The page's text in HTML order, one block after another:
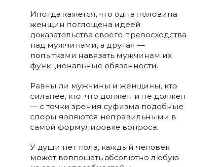
Иногда кажется, что одна половина
женщин поглощена идеей
доказательства своего превосходства
над мужчинами, а другая —
попытками навязать мужчинам их
функциональные обязанности.
Равны ли мужчины и женщины, кто
сильнее, кто что должен и не должен
— с точки зрения суфизма подобные
споры являются неправильными в
самой формулировке вопроса.
У души нет пола, каждый человек
может воплощать абсолютно любую